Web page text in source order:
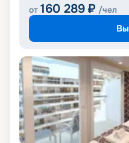
от 160 289 ₽ /чел